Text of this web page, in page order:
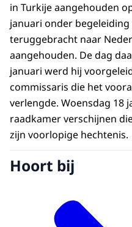
in Turkije aangehouden
januari onder begeleiding
teruggebracht naar
aangehouden. De dag
januari werd hij
commissaris die het
verlengde. Woensdag 18
raadkamer verschijnen
zijn voorlopige hechtenis.
Hoort bij